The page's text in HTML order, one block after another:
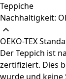
Teppiche
Nachhaltigkeit:
OEKO-TEX
Der Teppich ist
zertifiziert. Dies
wurde und keine